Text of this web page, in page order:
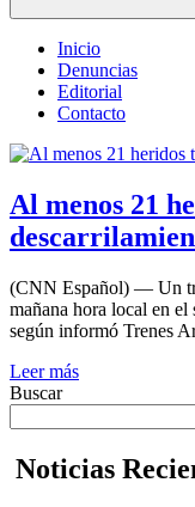
Inicio
Denuncias
Editorial
Contacto
Al menos 21
(CNN Español) — Un
mañana hora local en
según informó Trenes
Leer más
Buscar
Noticias